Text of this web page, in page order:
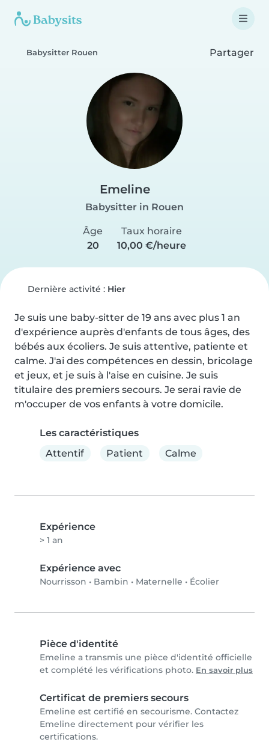
Babysitter Rouen Partager
Emeline
Babysitter in Rouen
Âge
20
Taux horaire
10,00 €/heure
Dernière activité : Hier
Je suis une baby-sitter de 19 ans avec plus 1 an
d'expérience auprès d'enfants de tous âges, des
bébés aux écoliers. Je suis attentive, patiente et
calme. J'ai des compétences en dessin, bricolage
et jeux, et je suis à l'aise en cuisine. Je suis
titulaire des premiers secours. Je serai ravie de
m'occuper de vos enfants à votre domicile.
Les caractéristiques
Attentif
Patient Calme
Expérience
> 1 an
Expérience avec
Nourrisson • Bambin • Maternelle • Écolier
Pièce d'identité
Emeline a transmis une pièce d'identité officielle
et complété les vérifications photo. En savoir plus
Certificat de premiers secours
Emeline est certifié en secourisme. Contactez
Emeline directement pour vérifier les
certifications.